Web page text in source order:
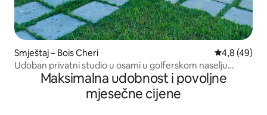
Smještaj – Bois Cheri Prosječna
4,8 (49)
Udoban privatni studio u osami u golferskom naselju
AvalonMaksimalna udobnost i povoljne
mjesečne cijene